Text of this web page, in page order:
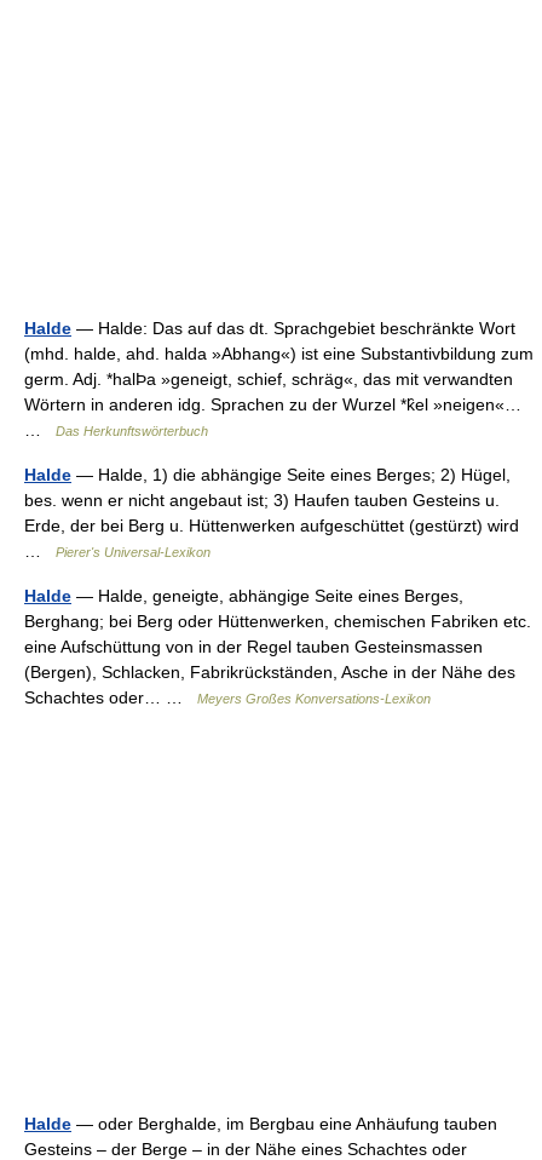
Halde — Halde: Das auf das dt. Sprachgebiet beschränkte Wort
(mhd. halde, ahd. halda »Abhang«) ist eine Substantivbildung zum
germ. Adj. *halÞa »geneigt, schief, schräg«, das mit verwandten
Wörtern in anderen idg. Sprachen zu der Wurzel *k̑el »neigen«…
Das Herkunftswörterbuch
Halde — Halde, 1) die abhängige Seite eines Berges; 2) Hügel,
bes. wenn er nicht angebaut ist; 3) Haufen tauben Gesteins u.
Erde, der bei Berg u. Hüttenwerken aufgeschüttet (gestürzt) wird
Pierer's Universal-Lexikon
Halde — Halde, geneigte, abhängige Seite eines Berges,
Berghang; bei Berg oder Hüttenwerken, chemischen Fabriken etc.
eine Aufschüttung von in der Regel tauben Gesteinsmassen
(Bergen), Schlacken, Fabrikrückständen, Asche in der Nähe des
Schachtes oder… …
Meyers Großes Konversations-Lexikon
Halde — oder Berghalde, im Bergbau eine Anhäufung tauben
Gesteins – der Berge – in der Nähe eines Schachtes oder